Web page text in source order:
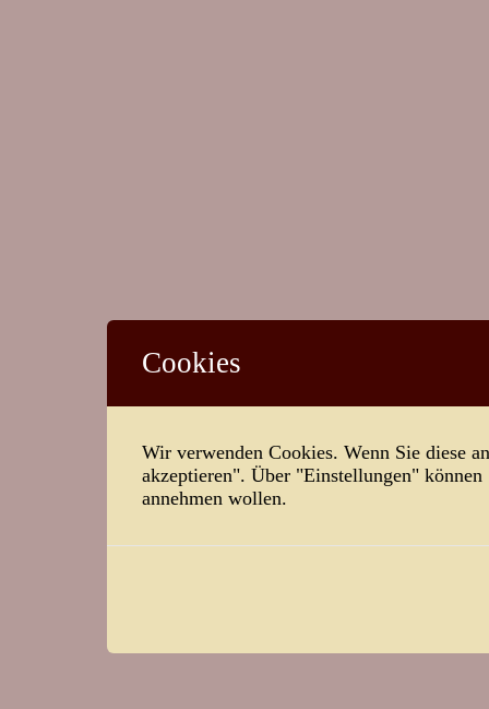
Cookies
Wir verwenden Cookies. Wenn Sie diese
akzeptieren". Über "Einstellungen"
annehmen wollen.